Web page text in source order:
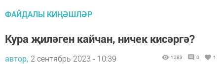
ФАЙДАЛЫ КИҢӘШЛӘР
Кура җиләген кайчан, ничек кисәргә?
автор, 2 сентябрь 2023 - 10:39 1283 0 1